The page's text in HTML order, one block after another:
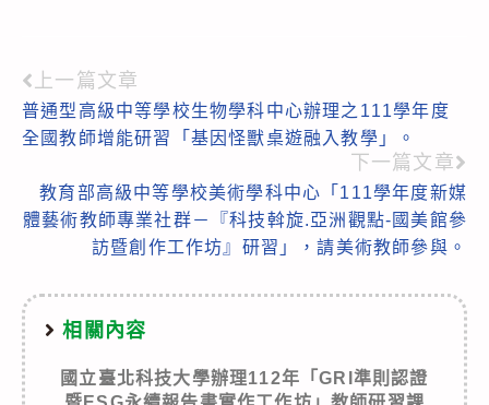
Read
more
上一篇文章
普通型高級中等學校生物學科中心辦理之111學年度
全國教師增能研習「基因怪獸桌遊融入教學」。
下一篇文章
教育部高級中等學校美術學科中心「111學年度新媒
體藝術教師專業社群－『科技斡旋.亞洲觀點-國美館參
訪暨創作工作坊』研習」，請美術教師參與。
相關內容
國立臺北科技大學辦理112年「GRI準則認證